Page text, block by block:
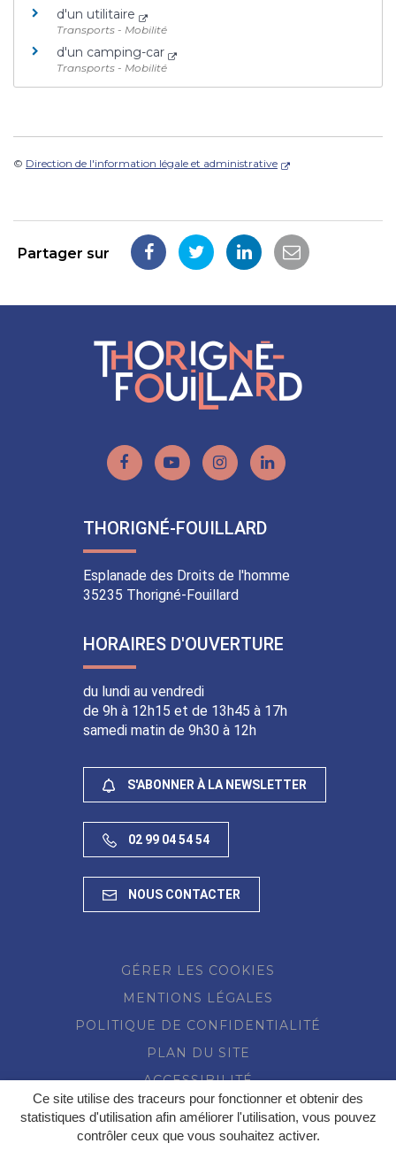
Ce site utilise des traceurs pour fonctionner et obtenir des
statistiques d'utilisation afin améliorer l'utilisation, vous pouvez
contrôler ceux que vous souhaitez activer.
d'un utilitaire
Transports - Mobilité
d'un camping-car
Transports - Mobilité
© Direction de l'information légale et administrative
Partager sur
Partager
Facebook
Partager
Twitter
Partager
LinkedIn
Partager
email
Lien
compte
Lien
chaîne
Lien
compte
Lien
THORIGNÉ-FOUILLARD
Esplanade des Droits de l'homme
35235 Thorigné-Fouillard
HORAIRES D'OUVERTURE
du lundi au vendredi
de 9h à 12h15 et de 13h45 à 17h
samedi matin de 9h30 à 12h
S'ABONNER À LA NEWSLETTER
02 99 04 54 54
NOUS CONTACTER
GÉRER LES COOKIES
MENTIONS LÉGALES
POLITIQUE DE CONFIDENTIALITÉ
PLAN DU SITE
ACCESSIBILITÉ